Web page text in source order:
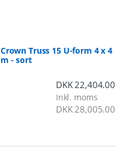
Crown Truss 15 U-form 4 x 4
m - sort
DKK22,404.00
Inkl. moms
DKK28,005.00